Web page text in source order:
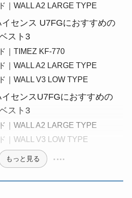
｜WALL A2 LARGE TYPE
センス U7FGにおすすめの
スト3
｜TIMEZ KF-770
｜WALL A2 LARGE TYPE
｜WALL V3 LOW TYPE
センスU7FGにおすすめの
スト3
｜WALL A2 LARGE TYPE
｜WALL V3 LOW TYPE
もっと見る